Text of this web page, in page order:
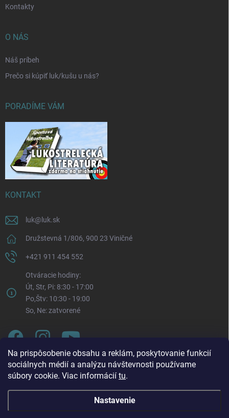
Na prispôsobenie obsahu a reklám, poskytovanie funkcií
sociálnych médií a analýzu návštevnosti používame
súbory cookie. Viac informácií tu.
Nastavenie
Kontakty
O NÁS
Náš príbeh
Prečo si kúpiť luk/kušu u nás?
PORADÍME VÁM
KONTAKT
luk@ luk.sk
Družstevná 1/806, 900 23 Viničné
+421 911 454 552
Otváracie hodiny:
Út, Str, Pi: 8:30 - 17:00
Po,Štv: 10:30 - 19:00
So, Ne: zatvorené